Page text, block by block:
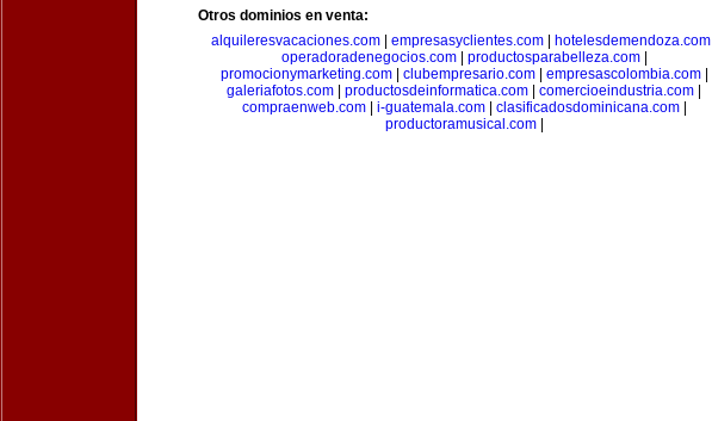
Otros dominios en venta:
alquileresvacaciones.com| empresasyclientes.com| hotelesdemendoza.com|
operadoradenegocios.com| productosparabelleza.com|
promocionymarketing.com| clubempresario.com| empresascolombia.com|
galeriafotos.com
productosdeinformatica.com comercioeindustria.com
compraenweb.com| i-guatemala.com| clasificadosdominicana.com|
productoramusical.com|